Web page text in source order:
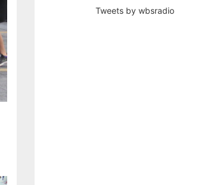
Tweets by wbsradio